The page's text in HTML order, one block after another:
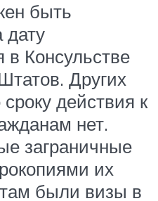
быть
дату
в Консульстве
Других
действия к
нет.
заграничные
их
были визы в